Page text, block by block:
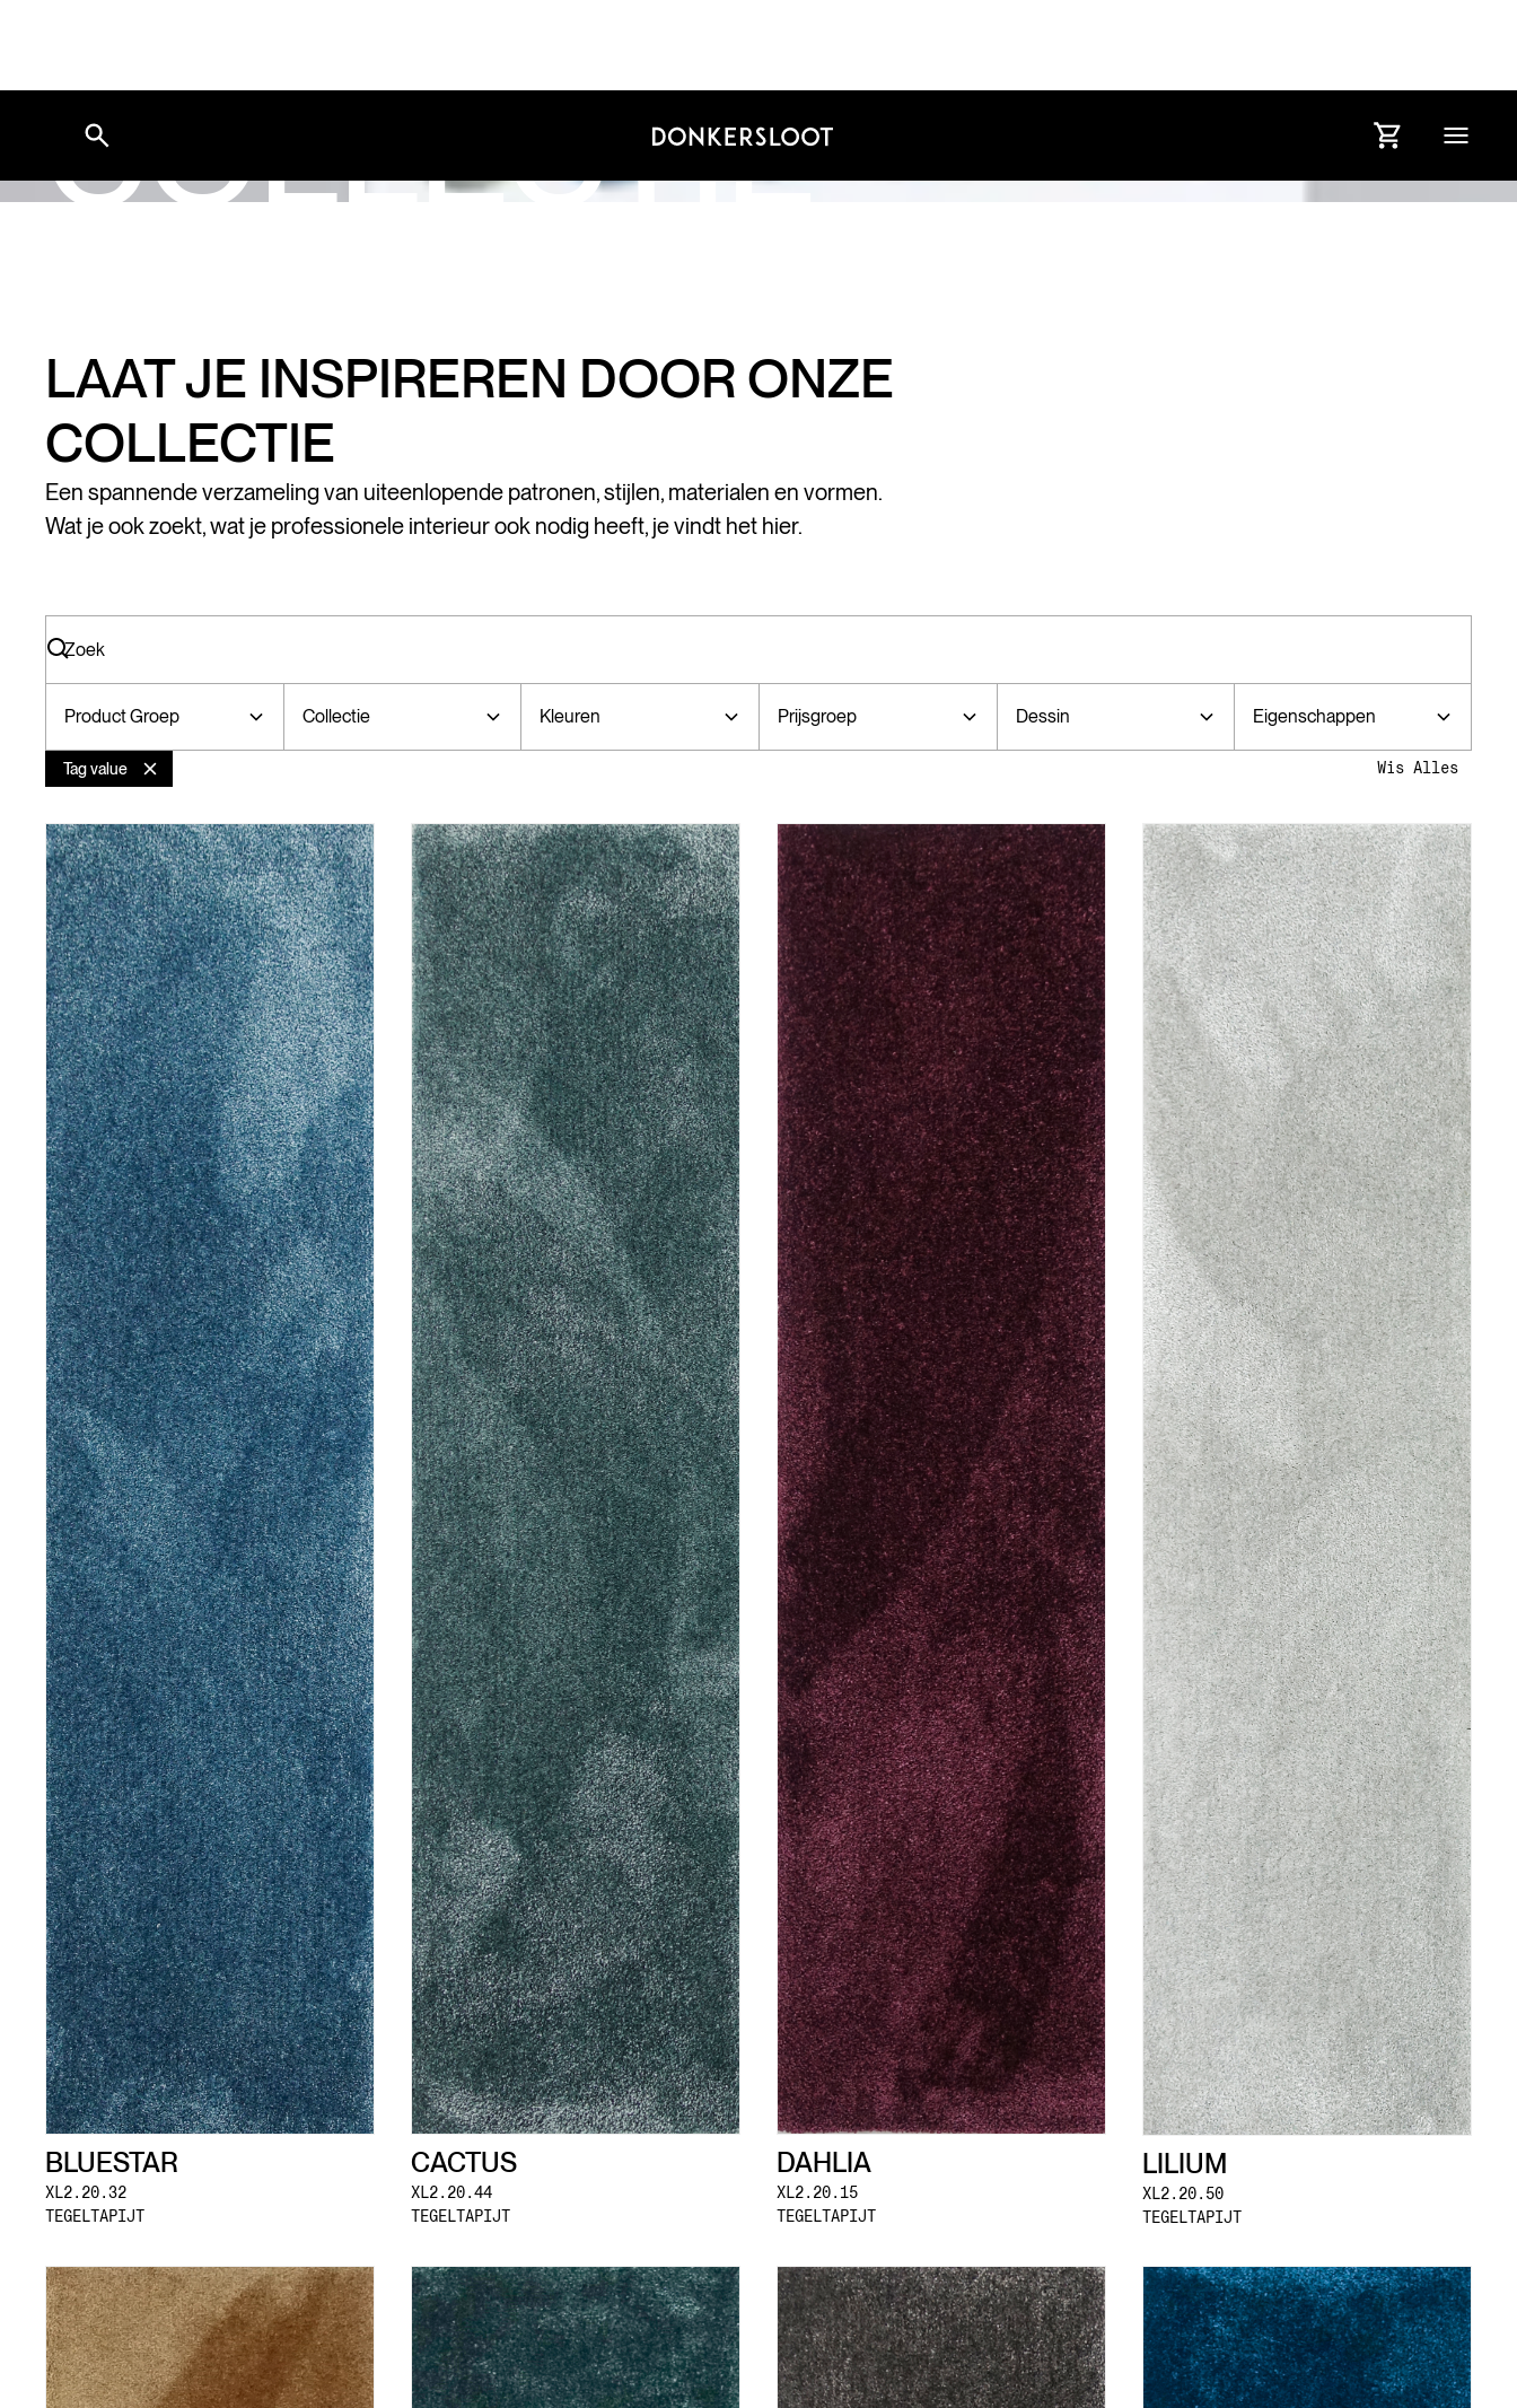
COLLECTIE
LAAT JE INSPIREREN DOOR ONZE
COLLECTIE
Een spannende verzameling van uiteenlopende patronen, stijlen, materialen en vormen.
Wat je ook zoekt, wat je professionele interieur ook nodig heeft, je vindt het hier.
Product Groep Collectie Kleuren Prijsgroep Dessin Eigenschappen
Tag value Wis Alles
BLUESTAR
XL2.20.32
TEGELTAPIJT
CACTUS
XL2.20.44
TEGELTAPIJT
DAHLIA
XL2.20.15
TEGELTAPIJT
LILIUM
XL2.20.50
TEGELTAPIJT